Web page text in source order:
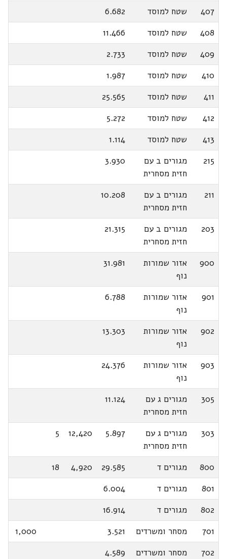
407 שטח למוסד
6.682
408
שטח למוסד
11.466
409
שטח למוסד
2.733
410
שטח למוסד
1.987
411
שטח למוסד
25.565
412
שטח למוסד
5.272
413
שטח למוסד
1.114
215
מגורים ב עם
חזית מסחרית
3.930
211
מגורים ב עם
חזית מסחרית
10.208
203
מגורים ב עם
חזית מסחרית
21.315
900
אזור שמורות
נוף
31.981
901
אזור שמורות
נוף
6.788
902
אזור שמורות
נוף
13.303
903
אזור שמורות
נוף
24.376
305
מגורים ג עם
חזית מסחרית
11.124
303
מגורים ג עם
חזית מסחרית
5.897
12,420
5
800 מגורים ד 29.585
4,920
18
801
מגורים ד
6.004
802
מגורים ד
16.914
701
מסחר ומשרדים 3.521
1,000
702
מסחר ומשרדים 4.589